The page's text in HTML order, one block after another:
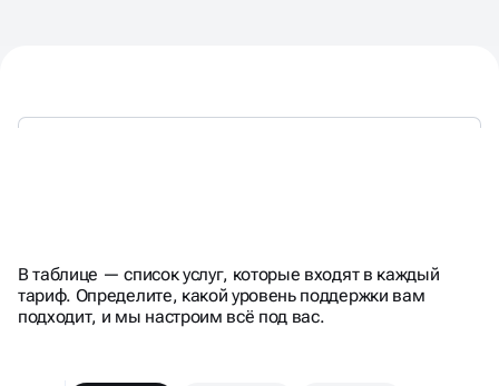
ТЕХПОДДЕРЖКИ
В таблице — список услуг, которые входят в каждый
тариф. Определите, какой уровень поддержки вам
подходит, и мы настроим всё под вас.